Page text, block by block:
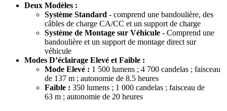
Deux Modèles :
Système Standard - comprend une bandoulière, des
câbles de charge CA/CC et un support de charge
Système de Montage sur Véhicule - Comprend une
bandoulière et un support de montage direct sur
véhicule
Modes D’éclairage Elevé et Faible :
Mode Elevé : 1 500 lumens ; 4 700 candelas ; faisceau
de 137 m ; autonomie de 8.5 heures
Faible : 350 lumens ; 1 000 candelas ; faisceau de
63 m ; autonomie de 20 heures